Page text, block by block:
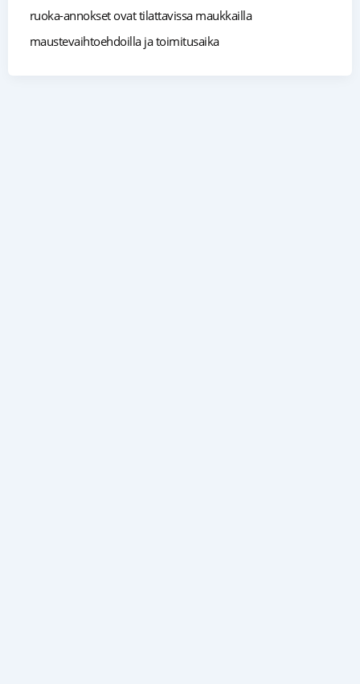
ruoka-annokset ovat tilattavissa maukkailla
maustevaihtoehdoilla ja toimitusaika